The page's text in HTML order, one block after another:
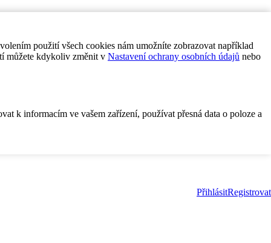
použití všech cookies nám umožníte zobrazovat například
můžete kdykoliv změnit v Nastavení ochrany osobních údajů nebo
k informacím ve vašem zařízení, používat přesná data o poloze a
PřihlásitRegistrovat